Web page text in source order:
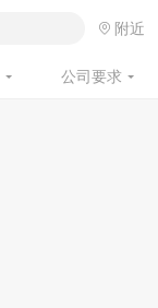
附近
公司要求